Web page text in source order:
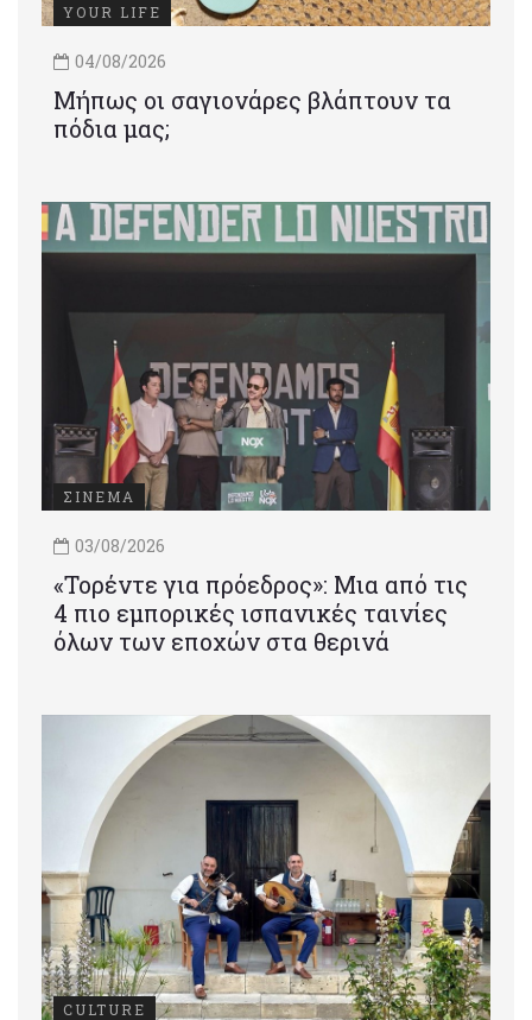
YOUR LIFE
04/08/2026
Μήπως οι σαγιονάρες βλάπτουν τα
πόδια μας;
ΣΙΝΕΜΑ
03/08/2026
«Τορέντε για πρόεδρος»: Mια από τις
4 πιο εμπορικές ισπανικές ταινίες
όλων των εποχών στα θερινά
CULTURE